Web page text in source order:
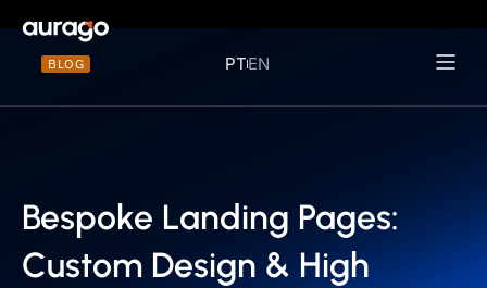
BLOG PTEN
Bespoke Landing Pages:
Custom Design & High